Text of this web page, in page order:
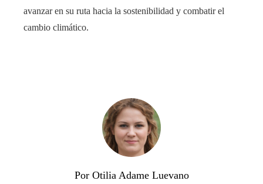
avanzar en su ruta hacia la sostenibilidad y combatir el
cambio climático.
Por Otilia Adame Luevano